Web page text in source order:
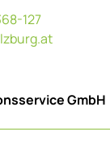
127
GmbH
für Tourismus